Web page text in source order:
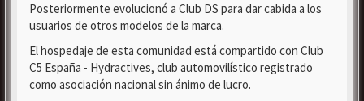
Posteriormente evolucionó a Club DS para dar cabida a los
usuarios de otros modelos de la marca.
El hospedaje de esta comunidad está compartido con Club
C5 España - Hydractives, club automovilístico registrado
como asociación nacional sin ánimo de lucro.